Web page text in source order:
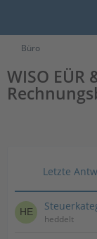
Büro
WISO EÜR
Letzte
heddelt